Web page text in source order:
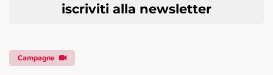
iscriviti alla newsletter
Campagne